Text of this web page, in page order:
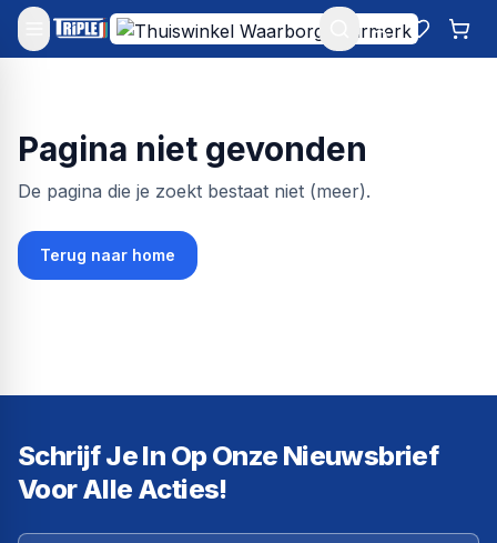
Mijn account
Pagina niet gevonden
De pagina die je zoekt bestaat niet (meer).
Terug naar home
Schrijf Je In Op Onze Nieuwsbrief
Voor Alle Acties!